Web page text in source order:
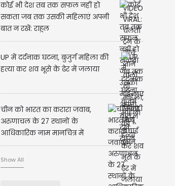
कोई भी देश तब तक सफल नहीं हो
सकता जब तक उसकी महिलाएं अपनी
बात न रखें: राहुल
UP में दर्दनाक घटना, बुजुर्ग महिला की
हत्या कर शव भूसे के ढेर में जलाया
चीन को भारत का करारा जवाब,
अरुणाचल के 27 स्थानों के
आधिकारिक नाम मानचित्र में
शामिल
Show All